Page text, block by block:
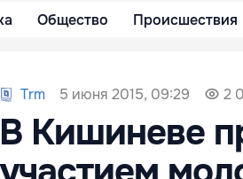
Общество Происшествия
Trm 5 июня 2015, 09:29 2
В Кишиневе